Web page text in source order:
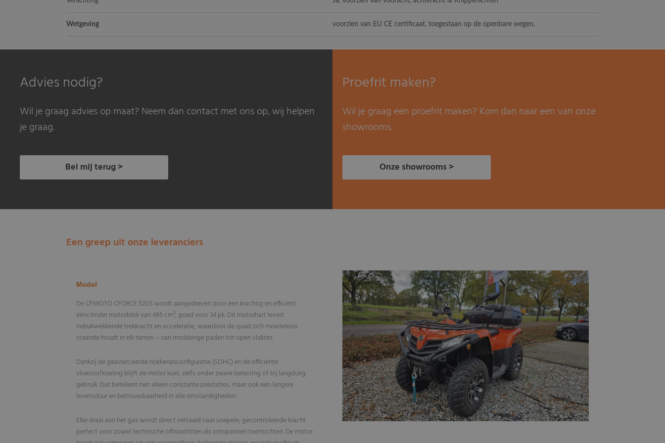
Wetgeving voorzien van EU CE certificaat, toegestaan op de openbare wegen.
Advies nodig?
Wil je graag advies op maat? Neem dan contact met ons op, wij helpen
je graag.
Bel mij terug >
Proefrit maken?
Wil je graag een proefrit maken? Kom dan naar een van onze
showrooms.
Onze showrooms >
Een greep uit onze leveranciers
Model
De CFMOTO CFORCE 520S wordt aangedreven door een krachtig en efficiënt
ééncilinder motorblok van 495 cm³, goed voor 34 pk. Dit motorhart levert
indrukwekkende trekkracht en acceleratie, waardoor de quad zich moeiteloos
staande houdt in elk terrein – van modderige paden tot open vlaktes.
Dankzij de geavanceerde nokkenasconfiguratie (SOHC) en de efficiënte
vloeistofkoeling blijft de motor koel, zelfs onder zware belasting of bij langdurig
gebruik. Dat betekent niet alleen constante prestaties, maar ook een langere
levensduur en betrouwbaarheid in alle omstandigheden.
Elke draai aan het gas wordt direct vertaald naar soepele, gecontroleerde kracht
perfect voor zowel technische offroadritten als ontspannen toertochten. De motor